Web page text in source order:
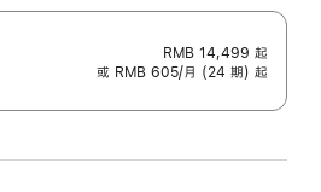
RMB 14,499 起
或 RMB 605/月 (24 期) 起